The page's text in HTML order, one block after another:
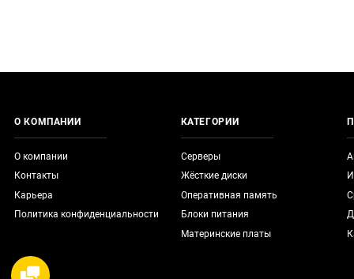
О КОМПАНИИ
О компании
Контакты
Карьера
Политика конфиденциальности
КАТЕГОРИИ
Серверы
Жёсткие диски
Оперативная память
Блоки питания
Материнские платы